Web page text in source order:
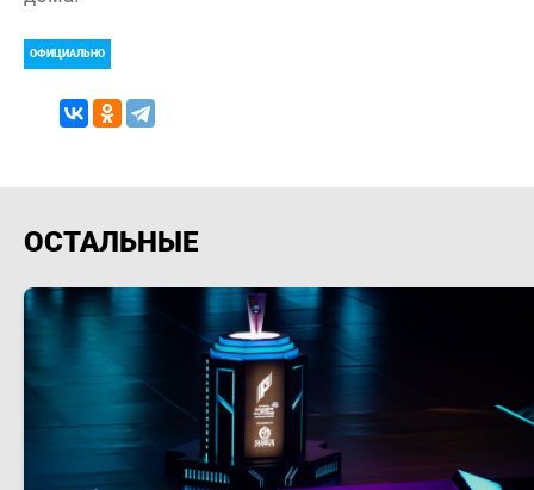
ОФИЦИАЛЬНО
ОСТАЛЬНЫЕ